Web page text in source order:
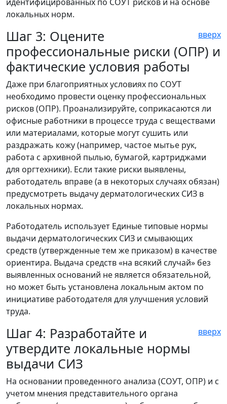
локальных норм.
вверх
Шаг 3: Оцените
профессиональные риски (ОПР) и
фактические условия работы
Даже при благоприятных условиях по СОУТ
необходимо провести оценку профессиональных
рисков (ОПР). Проанализируйте, соприкасаются ли
офисные работники в процессе труда с веществами
или материалами, которые могут сушить или
раздражать кожу (например, частое мытье рук,
работа с архивной пылью, бумагой, картриджами
для оргтехники). Если такие риски выявлены,
работодатель вправе (а в некоторых случаях обязан)
предусмотреть выдачу дерматологических СИЗ в
локальных нормах.
Работодатель использует Единые типовые нормы
выдачи дерматологических СИЗ и смывающих
средств (утвержденные тем же приказом) в качестве
ориентира. Выдача средств «на всякий случай» без
выявленных оснований не является обязательной,
но может быть установлена локальным актом по
инициативе работодателя для улучшения условий
труда.
вверх
Шаг 4: Разработайте и
утвердите локальные нормы
выдачи СИЗ
На основании проведенного анализа (СОУТ, ОПР) и с
учетом мнения представительного органа